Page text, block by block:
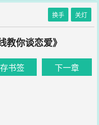
换手 关灯
教你谈恋爱》
存书签 下一章